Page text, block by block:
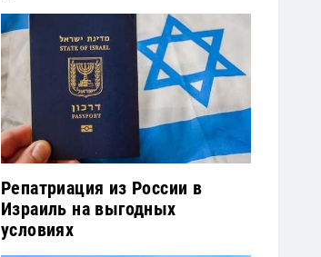
Репатриация из России в
Израиль на выгодных
условиях